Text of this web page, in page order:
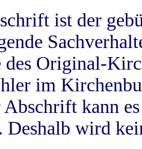
ist der
Original-
im
kann
Deshalb wird